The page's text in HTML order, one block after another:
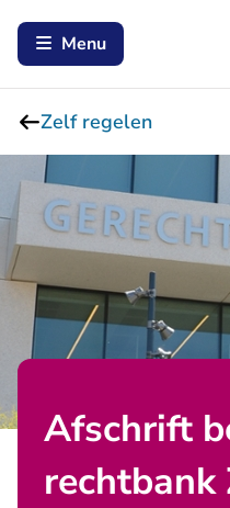
Menu
Zelf regelen
Afschrift
rechtbank